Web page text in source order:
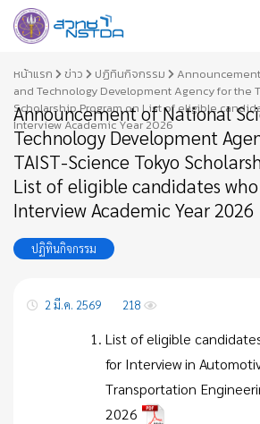
to
content
หน้าแรก ข่าว ปฏิทินกิจกรรม
and Technology Development Agency for the
Scholarship Program on List of eligible
Interview Academic Year 2026
Announcement of National
Technology Development
TAIST-Science Tokyo
List of eligible candidates
Interview Academic Year 2026
ปฏิทินกิจกรรม
2 มี.ค. 2569 218
List of eligible
for Interview in
Transportation
2026